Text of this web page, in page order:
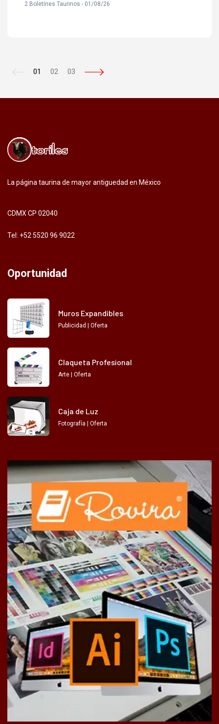
2 Boletínes Taurinos - 01/08/26
01 02 03
La página taurina de mayor antiguedad en México
CDMX CP 02040
Tel: +52 5520 96 9022
Oportunidad
Muros Expandibles
Publicidad | Oferta
Claqueta Profesional
Arte | Oferta
Caja de Luz
Fotografía | Oferta